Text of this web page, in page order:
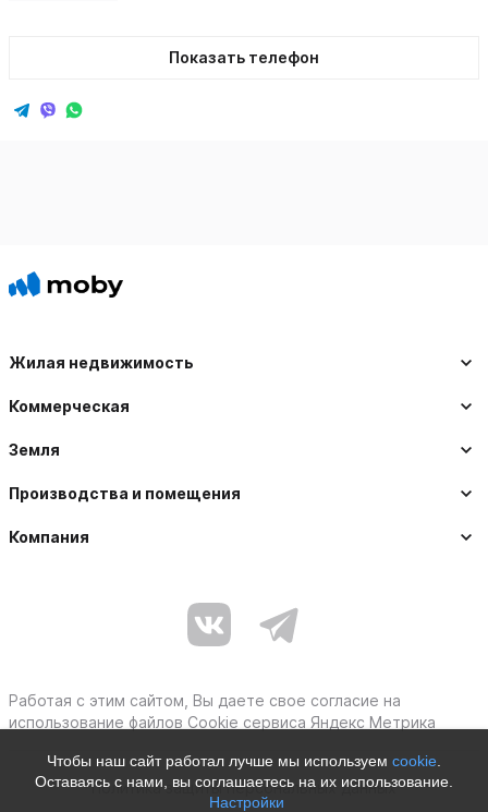
Чтобы наш сайт работал лучше мы используем cookie
Оставаясь с нами, вы соглашаетесь на их использование.
Настройки
Показать телефон
Жилая недвижимость
Коммерческая
Земля
Производства и помещения
Компания
Работая с этим сайтом, Вы даете свое согласие на
использование файлов Cookie сервиса Яндекс Метрика
Политика защиты персональных данных